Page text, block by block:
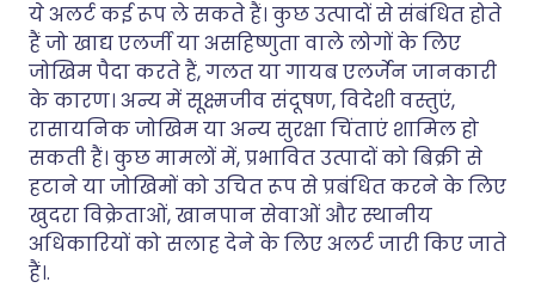
ये अलर्ट कई रूप ले सकते हैं। कुछ उत्पादों से संबंधित होते
हैं जो खाद्य एलर्जी या असहिष्णुता वाले लोगों के लिए
जोखिम पैदा करते हैं, गलत या गायब एलर्जेन जानकारी
के कारण। अन्य में सूक्ष्मजीव संदूषण, विदेशी वस्तुएं,
रासायनिक जोखिम या अन्य सुरक्षा चिंताएं शामिल हो
सकती हैं। कुछ मामलों में, प्रभावित उत्पादों को बिक्री से
हटाने या जोखिमों को उचित रूप से प्रबंधित करने के लिए
खुदरा विक्रेताओं, खानपान सेवाओं और स्थानीय
अधिकारियों को सलाह देने के लिए अलर्ट जारी किए जाते
हैं।.